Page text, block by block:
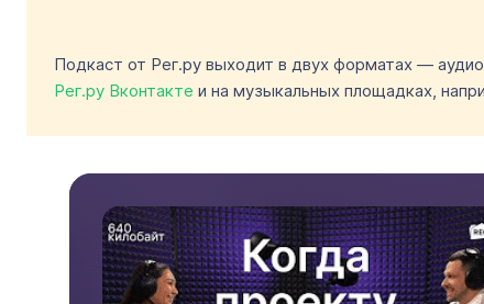
Подкаст от Рег.ру выходит в двух форматах —
Рег.ру Вконтакте и на музыкальных площадках,